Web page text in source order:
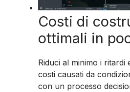
Costi di
ottimali in
Riduci al minimo i ritardi
costi causati da
con un processo